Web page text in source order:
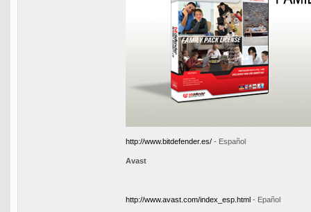
http://www.bitdefender.es/ - Español
Avast
http://www.avast.com/index_esp.html - Epañol